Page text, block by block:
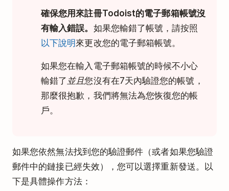
確保您用來註冊Todoist的電子郵箱帳號沒
有輸入錯誤。 如果您輸錯了帳號，請按照
以下說明來更改您的電子郵箱帳號。
如果您在輸入電子郵箱帳號的時候不小心
輸錯了 並且您沒有在7天內驗證您的帳號，
那麼很抱歉，我們將無法為您恢復您的帳
戶。
如果您依然無法找到您的驗證郵件（或者如果您驗證
郵件中的鏈接已經失效），您可以選擇重新發送。以
下是具體操作方法：